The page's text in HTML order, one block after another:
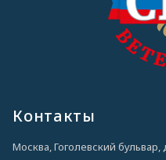
Контакты
Москва, Гоголевский бульвар,